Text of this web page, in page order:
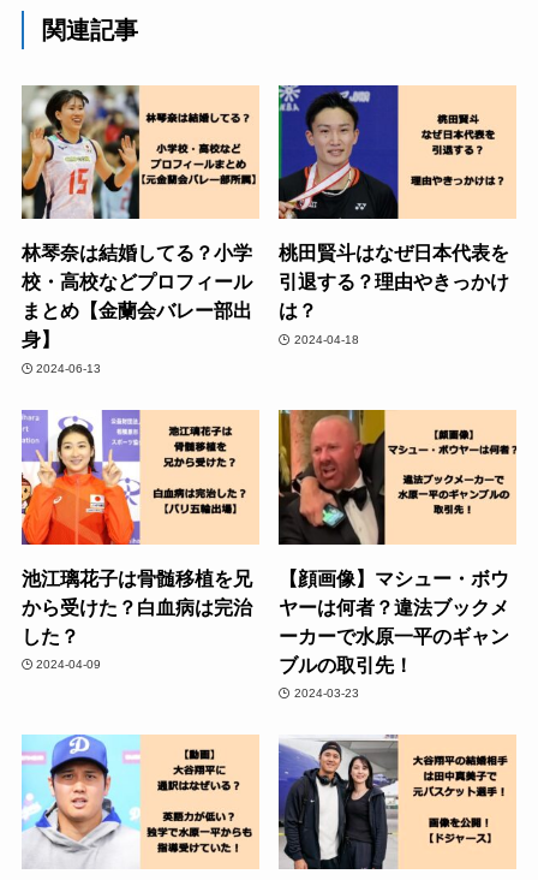
関連記事
林琴奈は結婚してる？小学
校・高校などプロフィール
まとめ【金蘭会バレー部出
身】
2024-06-13
桃田賢斗はなぜ日本代表を
引退する？理由やきっかけ
は？
2024-04-18
池江璃花子は骨髄移植を兄
から受けた？白血病は完治
した？
2024-04-09
【顔画像】マシュー・ボウ
ヤーは何者？違法ブックメ
ーカーで水原一平のギャン
ブルの取引先！
2024-03-23